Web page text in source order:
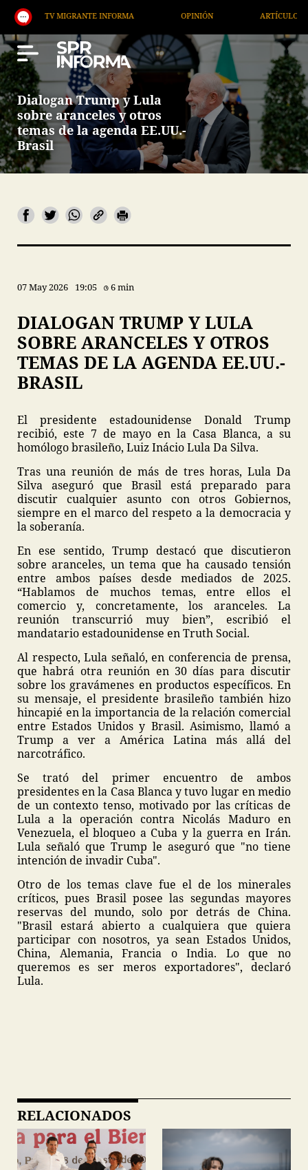
TV MIGRANTE INFORMA ARTÍCULOS
Dialogan Trump y Lula
sobre aranceles y otros
temas de la agenda EE.UU.-
Brasil
07 May 2026 19:05 6 min
DIALOGAN TRUMP Y LULA
SOBRE ARANCELES Y OTROS
TEMAS DE LA AGENDA EE.UU.-
BRASIL
El presidente estadounidense Donald Trump
recibió, este 7 de mayo en la Casa Blanca, a su
homólogo brasileño, Luiz Inácio Lula Da Silva.
Tras una reunión de más de tres horas, Lula Da
Silva aseguró que Brasil está preparado para
discutir cualquier asunto con otros Gobiernos,
siempre en el marco del respeto a la democracia y
la soberanía.
En ese sentido, Trump destacó que discutieron
sobre aranceles, un tema que ha causado tensión
entre ambos países desde mediados de 2025.
“Hablamos de muchos temas, entre ellos el
comercio y, concretamente, los aranceles. La
reunión transcurrió muy bien”, escribió el
mandatario estadounidense en Truth Social.
Al respecto, Lula señaló, en conferencia de prensa,
que habrá otra reunión en 30 días para discutir
sobre los gravámenes en productos específicos. En
su mensaje, el presidente brasileño también hizo
hincapié en la importancia de la relación comercial
entre Estados Unidos y Brasil. Asimismo, llamó a
Trump a ver a América Latina más allá del
narcotráfico.
Se trató del primer encuentro de ambos
presidentes en la Casa Blanca y tuvo lugar en medio
de un contexto tenso, motivado por las críticas de
Lula a la operación contra Nicolás Maduro en
Venezuela, el bloqueo a Cuba y la guerra en Irán.
Lula señaló que Trump le aseguró que "no tiene
intención de invadir Cuba".
Otro de los temas clave fue el de los minerales
críticos, pues Brasil posee las segundas mayores
reservas del mundo, solo por detrás de China.
"Brasil estará abierto a cualquiera que quiera
participar con nosotros, ya sean Estados Unidos,
China, Alemania, Francia o India. Lo que no
queremos es ser meros exportadores", declaró
Lula.
RELACIONADOS